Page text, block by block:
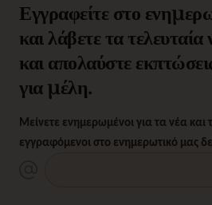
Εγγραφείτε στο
και λάβετε τα
και απολαύστε
για μέλη.
Μείνετε ενημερωμένοι για τα νέα και
εγγραφόμενοι στο ενημερωτικό μας